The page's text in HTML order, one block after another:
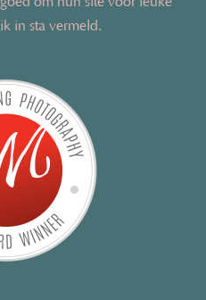
in sta vermeld.